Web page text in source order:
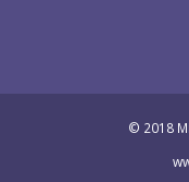
© 2018